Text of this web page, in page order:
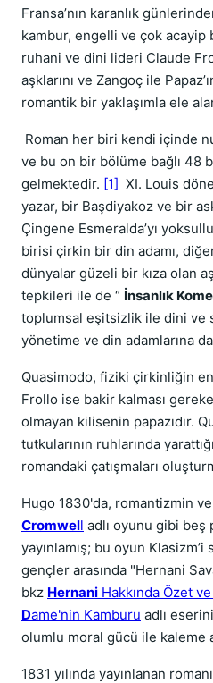
Fransa’nın karanlık
kambur, engelli ve çok acayip
ruhani ve dini lideri Claude
aşklarını ve Zangoç ile
romantik bir yaklaşımla ele
Roman her biri kendi içinde
ve bu on bir bölüme bağlı 48
gelmektedir. [1] XI. Louis
yazar, bir Başdiyakoz ve bir
Çingene Esmeralda’yı
birisi çirkin bir din adamı,
dünyalar güzeli bir kıza olan
tepkileri ile de “ İnsanlık
toplumsal eşitsizlik ile dini ve
yönetime ve din adamlarına
Quasimodo, fiziki çirkinliğin
Frollo ise bakir kalması
olmayan kilisenin papazıdır.
tutkularının ruhlarında
romandaki çatışmaları
Hugo 1830'da, romantizmin
Cromwell adlı oyunu gibi
yayınlamış; bu oyun
gençler arasında "Hernani
bkz Hernani Hakkında Özet
Dame'nin Kamburu adlı
olumlu moral gücü ile kaleme
1831 yılında yayınlanan